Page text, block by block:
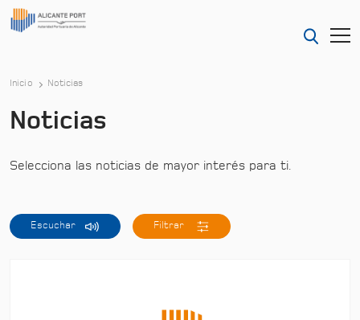
Inicio Noticias
Noticias
Selecciona las noticias de mayor interés para ti.
Escuchar Filtrar